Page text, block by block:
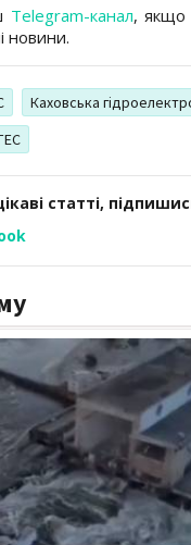
Telegram-канал,
новини.
Каховська
статті,